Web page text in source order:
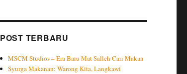
POST TERBARU
MSCM Studios – Era Baru Mat Salleh Cari Makan
Syurga Makanan: Warong Kita, Langkawi